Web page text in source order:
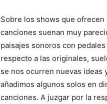
Sobre los shows que
canciones suenan muy
paisajes sonoros con
respecto a las originales,
se nos ocurren nuevas
añadimos algunos solos en
canciones. A juzgar por la